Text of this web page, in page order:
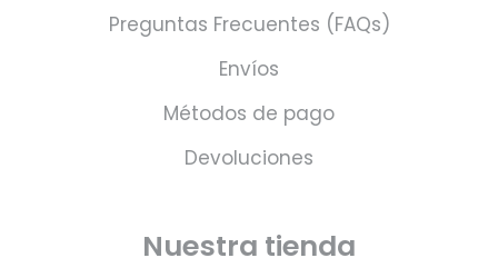
Preguntas Frecuentes (FAQs)
Envíos
Métodos de pago
Devoluciones
Nuestra tienda